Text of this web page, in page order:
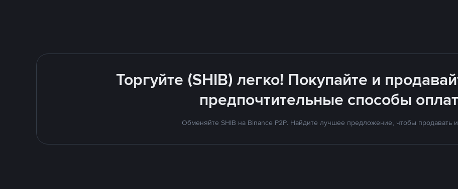
Торгуйте (SHIB) легко! Покупайте и
предпочтительные способы
Обменяйте SHIB на Binance P2P. Найдите лучшее предложение, чтобы продавать и